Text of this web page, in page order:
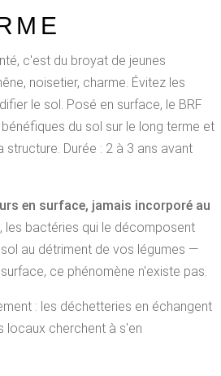
c'est du broyat de jeunes
noisetier, charme. Évitez les
le sol. Posé en surface, le BRF
du sol sur le long terme et
structure. Durée : 2 à 3 ans avant
en surface, jamais incorporé au
les bactéries qui le décomposent
au détriment de vos légumes —
ce phénomène n'existe pas.
: les déchetteries en échangent
locaux cherchent à s'en